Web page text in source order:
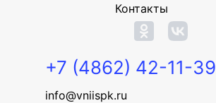
Контакты
+7 (4862) 42-11-39
info@vniispk.ru